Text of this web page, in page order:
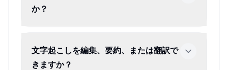
か？
文字起こしを編集、要約、または翻訳で
きますか？